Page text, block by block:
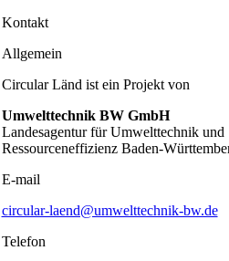
Kontakt
Allgemein
Circular Länd ist ein Projekt von
Umwelttechnik BW GmbH
Landesagentur für Umwelttechnik und
Ressourceneffizienz Baden-
E-mail
circular-laend@umwelttechnik-bw.de
Telefon